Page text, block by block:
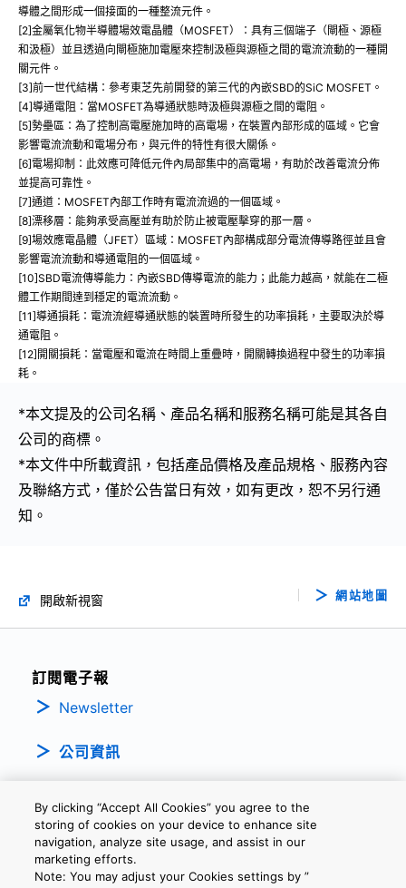
導體之間形成一個接面的一種整流元件。
[2]金屬氧化物半導體場效電晶體（MOSFET）：具有三個端子（閘極、源極
和汲極）並且透過向閘極施加電壓來控制汲極與源極之間的電流流動的一種開
關元件。
[3]前一世代結構：參考東芝先前開發的第三代的內嵌SBD的SiC MOSFET。
[4]導通電阻：當MOSFET為導通狀態時汲極與源極之間的電阻。
[5]勢壘區：為了控制高電壓施加時的高電場，在裝置內部形成的區域。它會
影響電流流動和電場分布，與元件的特性有很大關係。
[6]電場抑制：此效應可降低元件內局部集中的高電場，有助於改善電流分佈
並提高可靠性。
[7]通道：MOSFET內部工作時有電流流過的一個區域。
[8]漂移層：能夠承受高壓並有助於防止被電壓擊穿的那一層。
[9]場效應電晶體（JFET）區域：MOSFET內部構成部分電流傳導路徑並且會
影響電流流動和導通電阻的一個區域。
[10]SBD電流傳導能力：內嵌SBD傳導電流的能力；此能力越高，就能在二極
體工作期間達到穩定的電流流動。
[11]導通損耗：電流流經導通狀態的裝置時所發生的功率損耗，主要取決於導
通電阻。
[12]開關損耗：當電壓和電流在時間上重疊時，開關轉換過程中發生的功率損
耗。
*本文提及的公司名稱、產品名稱和服務名稱可能是其各自
公司的商標。
*本文件中所載資訊，包括產品價格及產品規格、服務內容
及聯絡方式，僅於公告當日有效，如有更改，恕不另行通
知。
開啟新視窗 網站地圖
訂閱電子報
Newsletter
公司資訊
By clicking “Accept All Cookies” you agree to the
storing of cookies on your device to enhance site
navigation, analyze site usage, and assist in our
marketing efforts.
Note: You may adjust your Cookies settings by ”